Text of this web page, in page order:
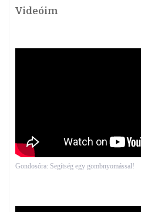
Videóim
Gondosóra: Segítség egy gombnyomással!